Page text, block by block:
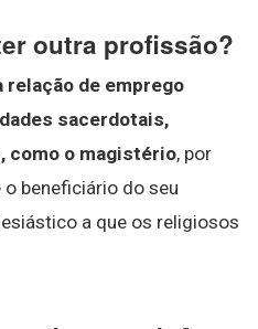
outra profissão?
relação de emprego
sacerdotais,
como o magistério, por
beneficiário do seu
a que os religiosos